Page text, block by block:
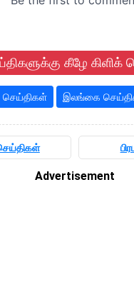
கீழே கிளிக்
செய்திகள் இலங்கை
Advertisement